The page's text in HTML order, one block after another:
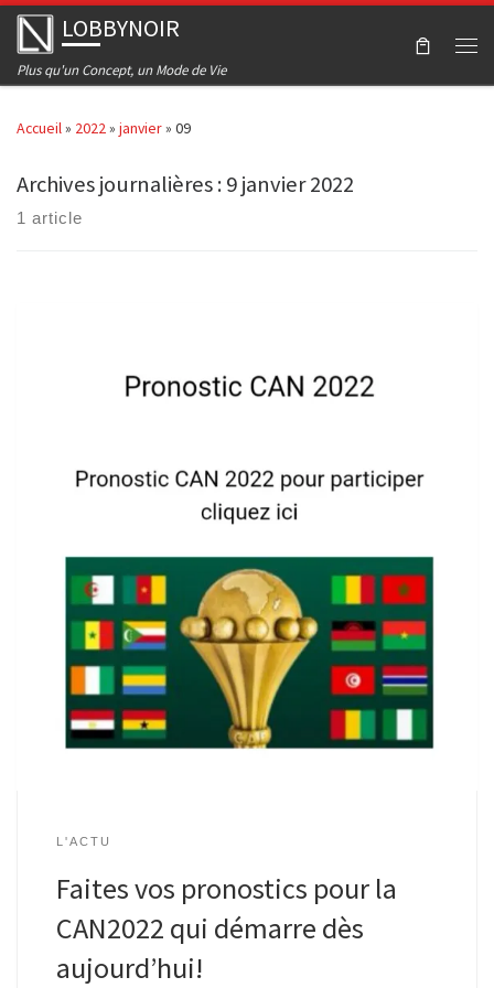
Skip to content
LOBBYNOIR
Plus qu'un Concept, un Mode de Vie
Accueil » 2022 » janvier» 09
Archives journalières :9 janvier 2022
1 article
L'ACTU
Faites vos pronostics pour la
CAN2022 qui démarre dès
aujourd’hui!